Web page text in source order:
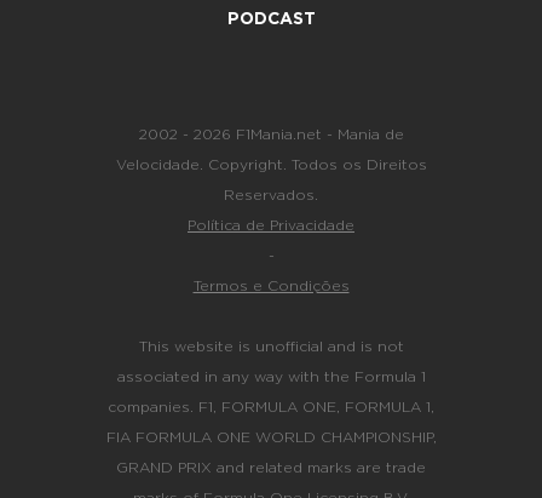
PODCAST
2002 - 2026 F1Mania.net - Mania de
Velocidade. Copyright. Todos os Direitos
Reservados.
Política de Privacidade
-
Termos e Condições
This website is unofficial and is not
associated in any way with the Formula 1
companies. F1, FORMULA ONE, FORMULA 1,
FIA FORMULA ONE WORLD CHAMPIONSHIP,
GRAND PRIX and related marks are trade